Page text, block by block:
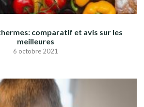
comparatif et avis sur les
meilleures
6 octobre 2021